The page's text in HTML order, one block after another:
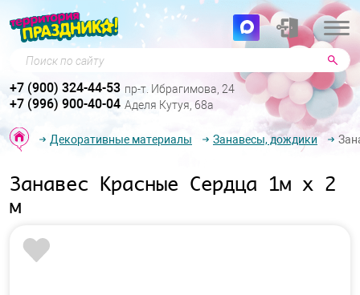
Поиск по сайту
+7 (900) 324-44-53 пр-т. Ибрагимова, 24
+7 (996) 900-40-04 Аделя Кутуя, 68а
Декоративные материалы Занавесы, дождики
Занавес Красные Сердца 1м х 2
м